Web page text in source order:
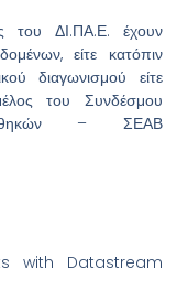
του ΔΙ.ΠΑ.Ε. έχουν
είτε κατόπιν
διαγωνισμού είτε
του Συνδέσμου
– ΣΕΑΒ
with Datastream